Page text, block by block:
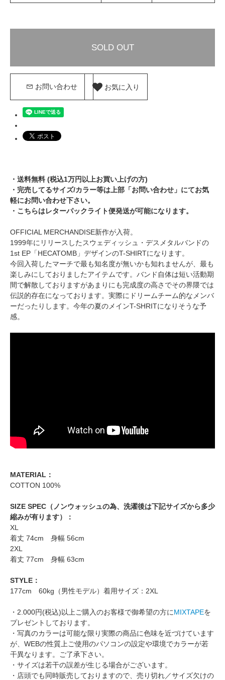
SOLD OUT
お問い合わせ お気に入り
・送料無料 (税込1万円以上お買い上げの方)
・完売してるサイズ/カラー等は上部「お問い合わせ」にてお気
軽にお問い合わせ下さい。
・こちらはレターパックライト便発送が可能になります。
OFFICIAL MERCHANDISE新作が入荷。
1999年にリリースしたスウェディッシュ・デスメタルバンドの
1st EP「HECATOMB」デザインのT-SHIRTになります。
今回入荷したマーチで最も知名度が無いかも知れませんが、最も
楽しみにしておりましたアイテムです。バンド自体は短い活動期
間で解散しておりますがあまりにも完成度の高さでその界隈では
伝説的存在になっております。実際にドリームチーム的なメンバ
ーだったりします。今年の夏のメインT-SHRITになりそうな予
感。
MATERIAL：
COTTON 100%
SIZE SPEC（ノンウォッシュの為、洗濯後は下記サイズから多少
縮みが有ります）：
XL
着丈 74cm 身幅 56cm
2XL
着丈 77cm 身幅 63cm
STYLE：
177cm 60kg（男性モデル）着用サイズ：2XL
・2.000円(税込)以上ご購入のお客様で御希望の方にMIXTAPEを
プレゼントしております。
・写真のカラーは可能な限り実際の商品に色味を近づけています
が、WEBの性質上ご使用のパソコンの設定や環境でカラーが若
干異なります。ご了承下さい。
・サイズは若干の誤差が生じる場合がございます。
・店頭でも同時販売しておりますので、売り切れ／サイズ欠けの